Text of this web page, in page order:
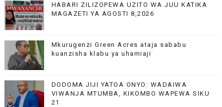
HABARI ZILIZOPEWA UZITO WA JUU KATIKA
MAGAZETI YA AGOSTI 8,2026
Mkurugenzi Green Acres ataja sababu
kuanzisha klabu ya uhamiaji
DODOMA JIJI YATOA ONYO: WADAIWA
VIWANJA MTUMBA, KIKOMBO WAPEWA SIKU
21